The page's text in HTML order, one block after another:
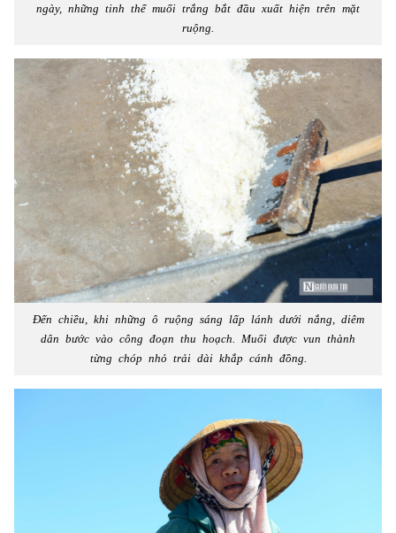
ngày, những tinh thể muối trắng bắt đầu xuất hiện trên mặt
ruộng.
Đến chiều, khi những ô ruộng sáng lấp lánh dưới nắng, diêm
dân bước vào công đoạn thu hoạch. Muối được vun thành
từng chóp nhỏ trải dài khắp cánh đồng.